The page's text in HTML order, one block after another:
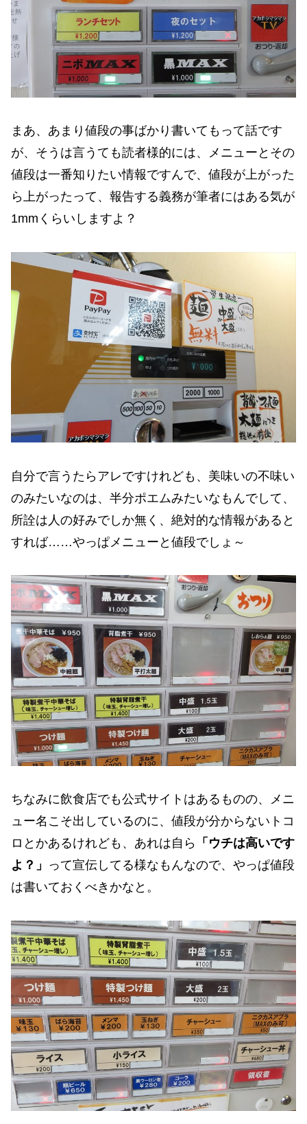
まあ、あまり値段の事ばかり書いてもって話です
が、そうは言うても読者様的には、メニューとその
値段は一番知りたい情報ですんで、値段が上がった
ら上がったって、報告する義務が筆者にはある気が
1mmくらいしますよ？
自分で言うたらアレですけれども、美味いの不味い
のみたいなのは、半分ポエムみたいなもんでして、
所詮は人の好みでしか無く、絶対的な情報があると
すれば……やっぱメニューと値段でしょ～
ちなみに飲食店でも公式サイトはあるものの、メニ
ュー名こそ出しているのに、値段が分からないトコ
ロとかあるけれども、あれは自ら 「ウチは高いです
よ？」 って宣伝してる様なもんなので、やっぱ値段
は書いておくべきかなと。